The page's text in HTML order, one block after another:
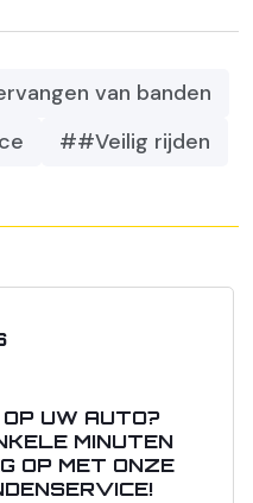
van banden
##Veilig rijden
UW AUTO?
MINUTEN
OP MET ONZE